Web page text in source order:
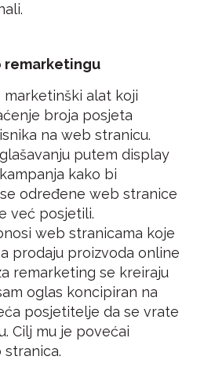
remarketingu
marketinški alat koji
broja posjeta
na web stranicu.
putem display
kako bi
određene web stranice
već posjetili.
web stranicama koje
prodaju proizvoda online
remarketing se kreiraju
oglas koncipiran na
posjetitelje da se vrate
Cilj mu je povećai
stranica.